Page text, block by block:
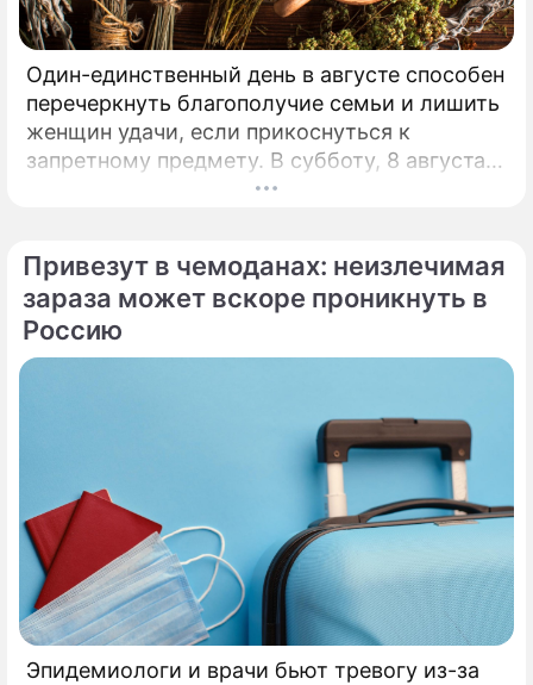
Один-единственный день в августе способен
перечеркнуть благополучие семьи и лишить
женщин удачи, если прикоснуться к
запретному предмету. В субботу, 8 августа,
православная церковь молитвенно чтит
Никомидийских.
Привезут в чемоданах: неизлечимая
зараза может вскоре проникнуть в
Россию
Эпидемиологи и врачи бьют тревогу из-за